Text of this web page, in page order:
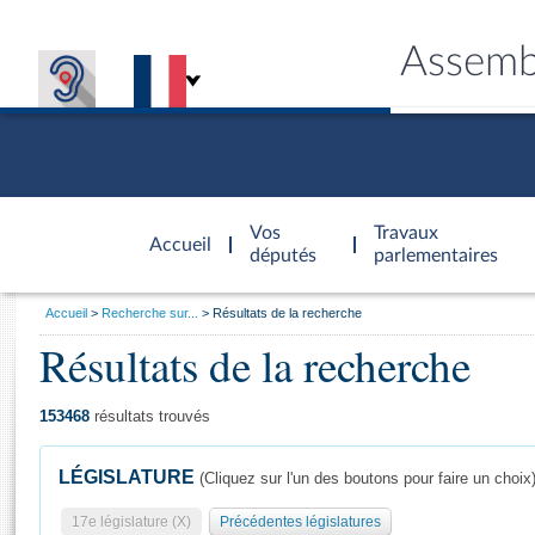
Accueil
d'accueil
Vos
députés
Travaux
parlementaires
Général
Vous
Accueil Recherche sur... Résultats de la recherche
Résultats de la recherche
153468 résultats trouvés
LÉGISLATURE (Cliquez sur l'un des boutons pour faire un choix)
17e législature (X) Précédentes législatures